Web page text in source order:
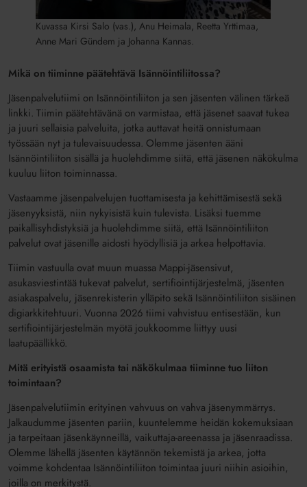
Kuvassa Kirsi Salo (vas.), Anu Heimala, Reetta Yrttimaa,
Anne Mari Gündem ja Johanna Kannas.
Mikä on tiiminne päätehtävä Isännöintiliitossa?
Jäsenpalvelutiimi on Isännöintiliiton ja sen jäsenten välinen tärkeä
linkki. Tiimin päätehtävänä on varmistaa, että jäsenet saavat tukea
ja juuri sellaisia palveluita, jotka auttavat heitä onnistumaan
työssään nyt ja tulevaisuudessa. Olemme jäsenten ääni
Isännöintiliiton sisällä ja huolehdimme siitä, että jäsenen näkökulma
kuuluu liiton toiminnassa.
Vastaamme jäsenpalvelujen tuottamisesta ja kehittämisestä sekä
jäsenyyksistä, niin nykyisistä kuin tulevista. Lisäksi tuemme
paikallisyhdistyksiä ja huolehdimme siitä, että Isännöintiliiton
palvelut ovat jäsenille aidosti hyödyllisiä ja arkea helpottavia.
Tiimin vastuulla ovat muun muassa Mappi-jäsensivut,
asukasviestintää tukevat palvelut, sertifiointijärjestelmä, jäsenten
asiakaspalvelu, jäsenrekisterin ylläpito sekä Isännöintiliiton sisäinen
digiarkkitehtuuri. Vuonna 2026 tiimi vahvistuu entisestään, kun
sertifiointijärjestelmän myötä joukkoomme liittyy uusi
laatupäällikkö.
Mitä erityistä osaamista tai näkökulmaa tiiminne tuo liiton
toimintaan?
Jäsenpalvelutiimin erityinen vahvuus on vahva jäsenymmärrys.
Jalkaudumme jäsenten pariin, kuuntelemme heidän kokemuksiaan
ja tarpeitaan jäsenkäynneillä, vaikuttaja-areenassa ja jäsenraadissa.
Olemme lähellä jäsenten käytännön tekemistä ja arkea, jotta
voimme kohdentaa Isännöintiliiton toimintaa juuri niihin asioihin,
joilla on merkitystä.